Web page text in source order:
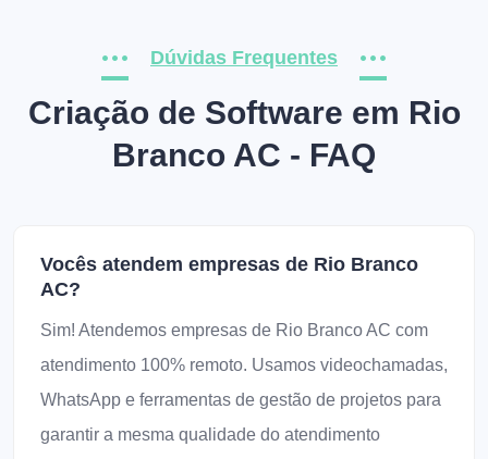
Dúvidas Frequentes
Criação de Software em Rio
Branco AC - FAQ
Vocês atendem empresas de Rio Branco
AC?
Sim! Atendemos empresas de Rio Branco AC com
atendimento 100% remoto. Usamos videochamadas,
WhatsApp e ferramentas de gestão de projetos para
garantir a mesma qualidade do atendimento